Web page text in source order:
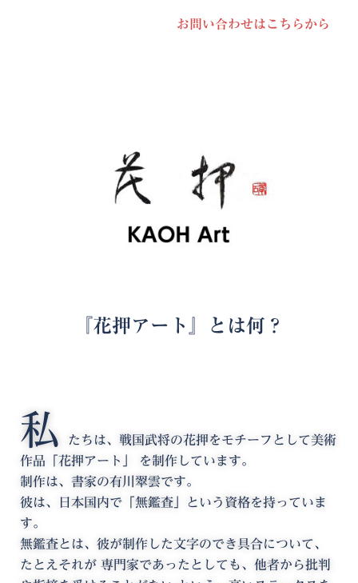
お問い合わせはこちらから
『花押アート』とは何？
私
たちは、戦国武将の花押をモチーフとして美術
作品「花押アート」 を制作しています。
制作は、書家の有川翠雲です。
彼は、日本国内で「無鑑査」という資格を持っていま
す。
無鑑査とは、彼が制作した文字のでき具合について、
たとえそれが 専門家であったとしても、他者から批判